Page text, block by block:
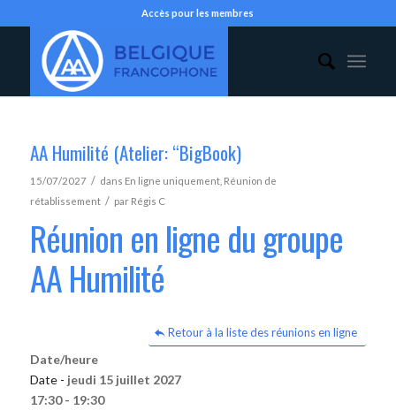
Accès pour les membres
AA Humilité (Atelier: “BigBook)
15/07/2027 / dans En ligne uniquement, Réunion de
rétablissement / par Régis C
Réunion en ligne du groupe
AA Humilité
Retour à la liste des réunions en ligne
Date/heure
Date - jeudi 15 juillet 2027
17:30 - 19:30